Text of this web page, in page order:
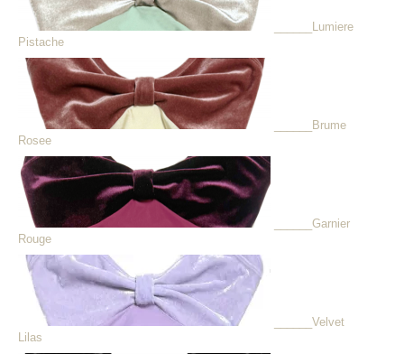
______Lumiere
Pistache
______Brume
Rosee
______Garnier
Rouge
______Velvet
Lilas